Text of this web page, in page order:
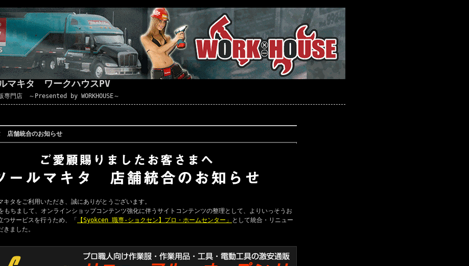
マキタ ワークハウスPV
専門店 ～Presented by WORKHOUSE～
店舗統合のお知らせ
キタをご利用いただき、誠にありがとうございます。
もちまして、オンラインショップコンテンツ強化に伴うサイトコンテンツの整理として、よりいっそうお
つサービスを行うため、「
【Syokcen 職専-ショクセン】プロ・ホームセンター」
として統合・リニュー
ました。